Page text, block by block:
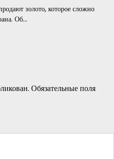
золото, которое сложно
Об…
Обязательные поля